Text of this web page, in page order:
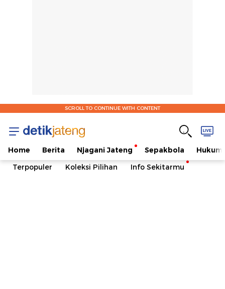
SCROLL TO CONTINUE WITH CONTENT
Home Berita Njagani Jateng Sepakbola
Hukum
Terpopuler
Koleksi Pilihan Info Sekitarmu